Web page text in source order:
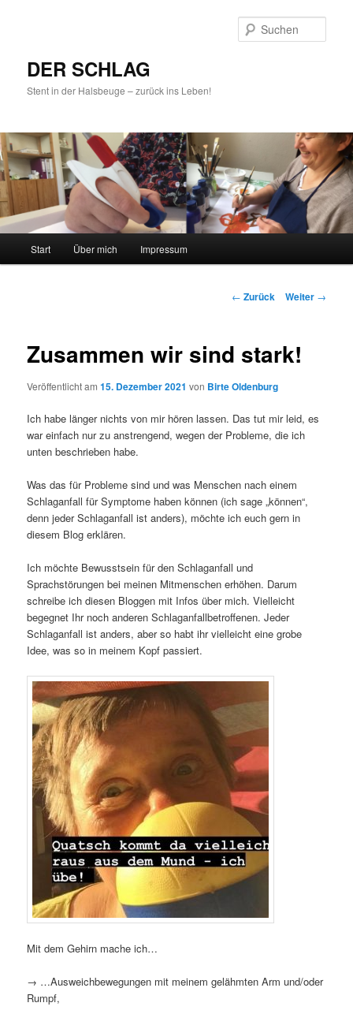
DER SCHLAG
Stent in der Halsbeuge – zurück ins Leben!
Zum
Start Über mich Impressum
Beitrags-
← Zurück Weiter →
Zusammen wir sind stark!
Veröffentlicht am15. Dezember 2021 von Birte Oldenburg
Ich habe länger nichts von mir hören lassen. Das tut mir leid, es
war einfach nur zu anstrengend, wegen der Probleme, die ich
unten beschrieben habe.
Was das für Probleme sind und was Menschen nach einem
Schlaganfall für Symptome haben können (ich sage „können“,
denn jeder Schlaganfall ist anders), möchte ich euch gern in
diesem Blog erklären.
Ich möchte Bewusstsein für den Schlaganfall und
Sprachstörungen bei meinen Mitmenschen erhöhen. Darum
schreibe ich diesen Bloggen mit Infos über mich. Vielleicht
begegnet Ihr noch anderen Schlaganfallbetroffenen. Jeder
Schlaganfall ist anders, aber so habt ihr vielleicht eine grobe
Idee, was so in meinem Kopf passiert.
Mit dem Gehirn mache ich…
→ …Ausweichbewegungen mit meinem gelähmten Arm und/oder
Rumpf,